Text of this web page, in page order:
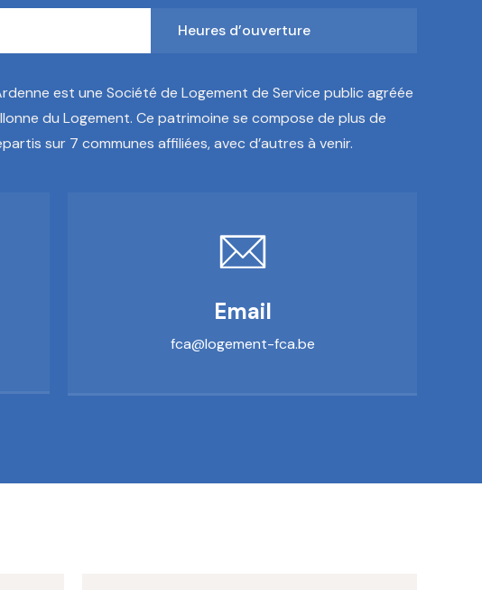
Heures d’ouverture
est une Société de Logement de Service public agréée
du Logement. Ce patrimoine se compose de plus de
sur 7 communes affiliées, avec d’autres à venir.
Email
fca@logement-fca.be